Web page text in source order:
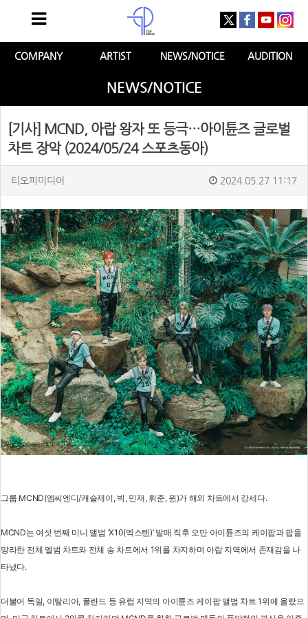
COMPANY ARTIST NEWS/NOTICE AUDITION
NEWS/NOTICE
[기사] MCND, 아랍 왕자 또 등극…아이튠즈 글로벌
차트 장악 (2024/05/24 스포츠동아)
티오피미디어 2024.05.27 11:17
그룹 MCND(엠씨엔디/캐슬제이, 빅, 민재, 휘준, 윈)가 해외 차트에서 강세다.
MCND는 여섯 번째 미니 앨범 ‘X10(엑스텐)’ 발매 직후 오만 아이튠즈의 케이팝과 팝을
망라한 전체 앨범 차트와 전체 송 차트에서 1위를 차지하며 아랍 지역에서 존재감을 나
타냈다.
더불어 독일, 이탈리아, 폴란드 등 유럽 지역의 아이튠즈 케이팝 앨범 차트 1위에 올랐으